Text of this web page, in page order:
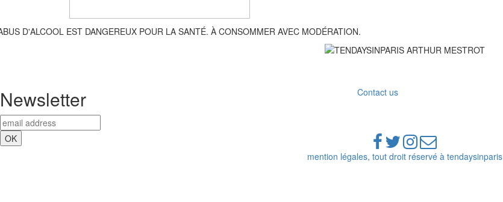
D'ALCOOL EST DANGEREUX POUR LA SANTÉ. À CONSOMMER AVEC MODÉRATION.
Newsletter Contact us
mention légales, tout droit réservé à tendaysinparis